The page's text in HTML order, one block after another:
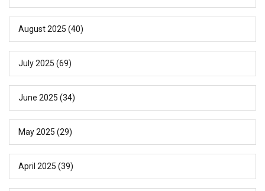
August 2025 (40)
July 2025 (69)
June 2025 (34)
May 2025 (29)
April 2025 (39)